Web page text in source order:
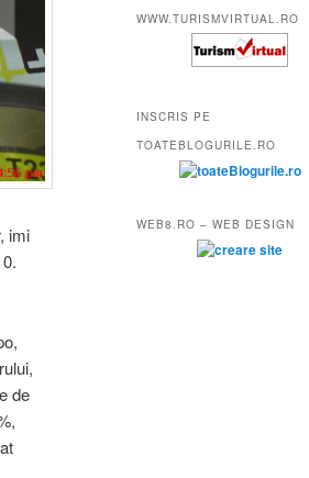
imi
de
WWW.TURISMVIRTUAL.RO
INSCRIS PE
TOATEBLOGURILE.RO
WEB8.RO – WEB DESIGN